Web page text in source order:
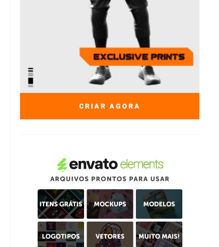
CRIAR AGORA